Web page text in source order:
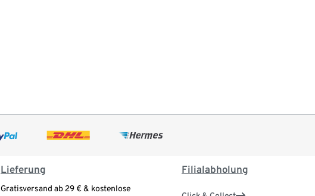
Lieferung
Gratisversand ab 29 € & kostenlose
Filialabholung